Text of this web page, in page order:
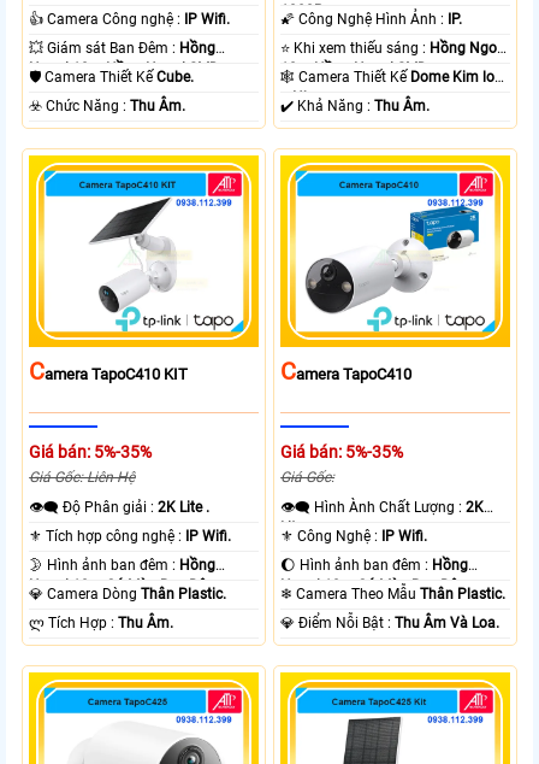
.
👍 Camera Công nghệ :
IP Wifi.
💥 Giám sát Ban Đêm : Hồng
Ngoại 10m Hồng Ngoại SMD.
🛡 Camera Thiết KếCube.
️☣️ Chức Năng :Thu Âm.
1080P .
🌠 Công Nghệ Hình Ảnh :
IP.
⭐ Khi xem thiếu sáng : Hồng Ngoại
10m Hồng Ngoại SMD.
🕸️ Camera Thiết Kế Dome Kim loại
+ Nhựa.
️✔️ Khả Năng :Thu Âm.
CAmera TapoC410 KIT
Giá bán: 5%-35%
Giá Gốc: Liên Hệ
👁️‍🗨 Độ Phân giải :2K Lite .
⚜️ Tích hợp công nghệ : IP Wifi.
🌛 Hình ảnh ban đêm : Hồng
Ngoại 10m Có Màu Ban Ðêm.
💎 Camera DòngThân Plastic.
️ლ Tích Hợp :Thu Âm.
CAmera TapoC410
Giá bán: 5%-35%
Giá Gốc:
👁️‍🗨 Hình Ành Chất Lượng :2K
Lite .
⚜️ Công Nghệ : IP Wifi.
🌔 Hình ảnh ban đêm : Hồng
Ngoại 10m Có Màu Ban Ðêm.
❄ Camera Theo MẫuThân Plastic.
️💎 Điểm Nỗi Bật :Thu Âm Và Loa.